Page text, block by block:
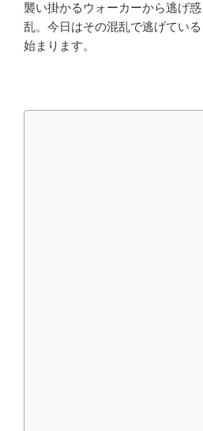
襲い掛かるウォーカーから逃げ
乱。今日はその混乱で逃げてい
始まります。